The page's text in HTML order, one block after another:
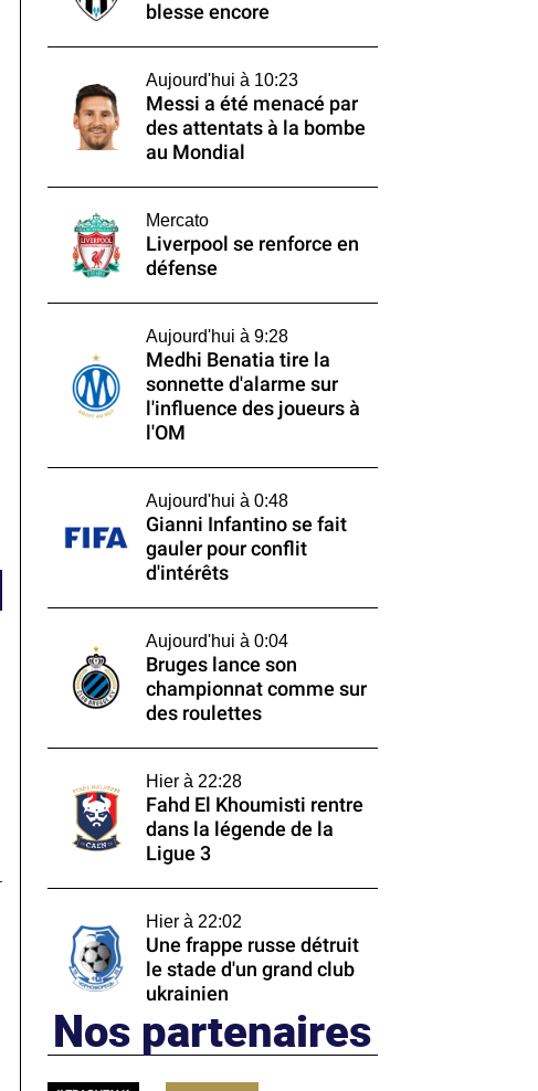
blesse encore
Aujourd'hui à 10:23
Messi a été menacé par
des attentats à la bombe
au Mondial
Mercato
Liverpool se renforce en
défense
Aujourd'hui à 9:28
Medhi Benatia tire la
sonnette d'alarme sur
l'influence des joueurs à
l'OM
Aujourd'hui à 0:48
Gianni Infantino se fait
gauler pour conflit
d'intérêts
Aujourd'hui à 0:04
Bruges lance son
championnat comme sur
des roulettes
Hier à 22:28
Fahd El Khoumisti rentre
dans la légende de la
Ligue 3
Hier à 22:02
Une frappe russe détruit
le stade d'un grand club
ukrainien
Nos partenaires